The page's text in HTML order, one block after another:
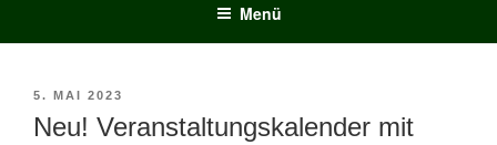
Menü
VERÖFFENTLICHT
AM
5. MAI 2023
Neu! Veranstaltungskalender mit